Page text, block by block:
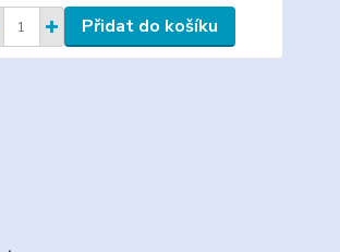
Přidat do košíku